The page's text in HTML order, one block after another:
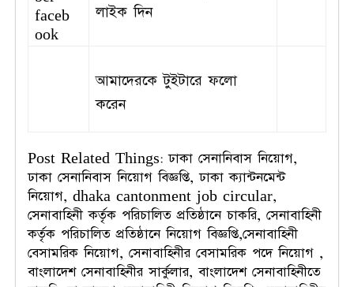
লাইক দিন
আমাদেরকে টুইটারে ফলো
করেন
Post Related Things: ঢাকা সেনানিবাস নিয়োগ,
ঢাকা সেনানিবাস নিয়োগ বিজ্ঞপ্তি, ঢাকা ক্যান্টনমেন্ট
নিয়োগ, dhaka cantonment job circular,
সেনাবাহিনী কর্তৃক পরিচালিত প্রতিষ্ঠানে চাকরি, সেনাবাহিনী
কর্তৃক পরিচালিত প্রতিষ্ঠানে নিয়োগ বিজ্ঞপ্তি,সেনাবাহিনী
বেসামরিক নিয়োগ, সেনাবাহিনীর বেসামরিক পদে নিয়োগ ,
বাংলাদেশ সেনাবাহিনীর সার্কুলার, বাংলাদেশ সেনাবাহিনীতে